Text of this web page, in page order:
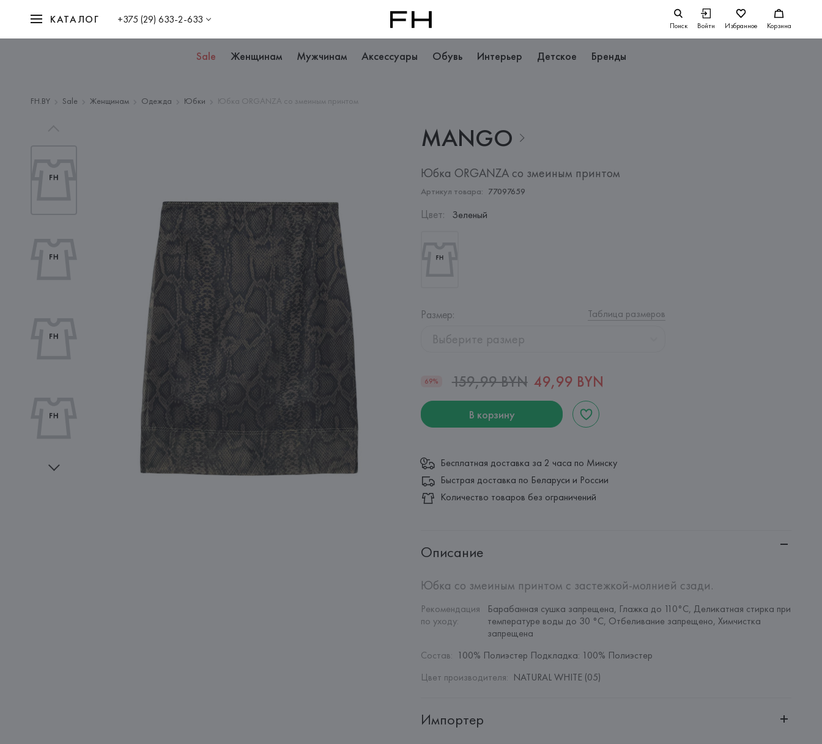
КАТАЛОГ +375 (29) 633-2-633 Поиск Войти Избранное Корзина
Sale Женщинам Мужчинам Аксессуары Обувь Интерьер Детское Бренды
FH.BY Sale Женщинам Одежда Юбки Юбка ORGANZA со змеиным принтом
MANGO
Юбка ORGANZA со змеиным принтом
Артикул товара: 77097659
Цвет: Зеленый
Размер: Таблица размеров
Выберите размер
69% 159,99 BYN 49,99 BYN
В корзину
Бесплатная доставка за 2 часа по Минску
Быстрая доставка по Беларуси и России
Количество товаров без ограничений
Описание
Юбка со змеиным принтом с застежкой-молнией сзади.
Рекомендация
по уходу:
Барабанная сушка запрещена, Глажка до 110°C, Деликатная стирка при
температуре воды до 30 °C, Отбеливание запрещено, Химчистка
запрещена
Состав: 100% Полиэстер Подкладка: 100% Полиэстер
Цвет производителя: NATURAL WHITE (05)
Импортер